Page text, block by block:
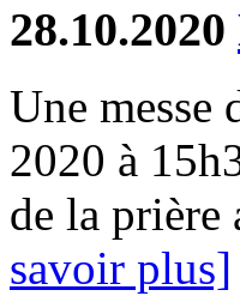
28.10.2020
Une messe
2020 à
de la prière
savoir plus]